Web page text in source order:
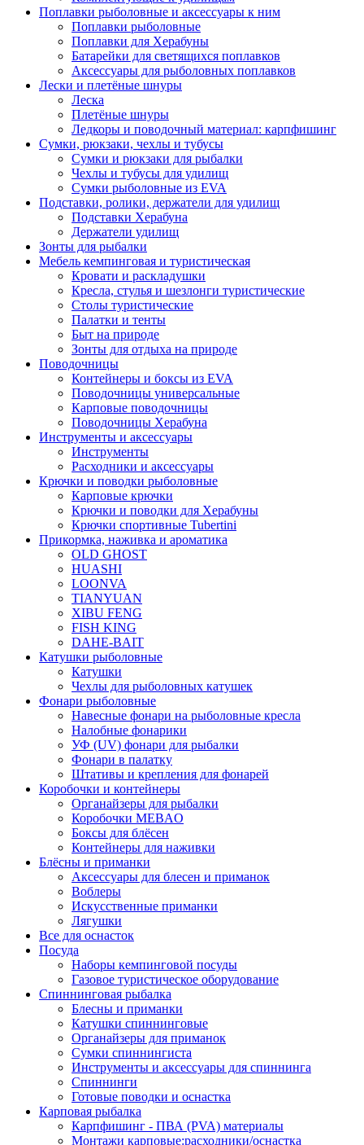
Поплавки рыболовные и аксессуары к ним
Поплавки рыболовные
Поплавки для Херабуны
Батарейки для светящихся поплавков
Аксессуары для рыболовных поплавков
Лески и плетёные шнуры
Леска
Плетёные шнуры
Ледкоры и поводочный материал: карпфишинг
Сумки, рюкзаки, чехлы и тубусы
Сумки и рюкзаки для рыбалки
Чехлы и тубусы для удилищ
Сумки рыболовные из EVA
Подставки, ролики, держатели для удилищ
Подставки Херабуна
Держатели удилищ
Зонты для рыбалки
Мебель кемпинговая и туристическая
Кровати и раскладушки
Кресла, стулья и шезлонги туристические
Столы туристические
Палатки и тенты
Быт на природе
Зонты для отдыха на природе
Поводочницы
Контейнеры и боксы из EVA
Поводочницы универсальные
Карповые поводочницы
Поводочницы Херабуна
Инструменты и аксессуары
Инструменты
Расходники и аксессуары
Крючки и поводки рыболовные
Карповые крючки
Крючки и поводки для Херабуны
Крючки спортивные Tubertini
Прикормка, наживка и ароматика
OLD GHOST
HUASHI
LOONVA
TIANYUAN
XIBU FENG
FISH KING
DAHE-BAIT
Катушки рыболовные
Катушки
Чехлы для рыболовных катушек
Фонари рыболовные
Навесные фонари на рыболовные кресла
Налобные фонарики
УФ (UV) фонари для рыбалки
Фонари в палатку
Штативы и крепления для фонарей
Коробочки и контейнеры
Органайзеры для рыбалки
Коробочки MEBAO
Боксы для блёсен
Контейнеры для наживки
Блёсны и приманки
Аксессуары для блесен и приманок
Воблеры
Искусственные приманки
Лягушки
Все для оснасток
Посуда
Наборы кемпинговой посуды
Газовое туристическое оборудование
Спиннинговая рыбалка
Блесны и приманки
Катушки спиннинговые
Органайзеры для приманок
Сумки спиннингиста
Инструменты и аксессуары для спиннинга
Спиннинги
Готовые поводки и оснастка
Карповая рыбалка
Карпфишинг - ПВА (PVA) материалы
Монтажи карповые:расходники/оснастка